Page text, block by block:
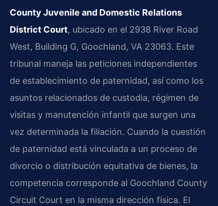
County Juvenile and Domestic Relations
District Court, ubicado en el 2938 River Road
West, Building G, Goochland, VA 23063. Este
tribunal maneja las peticiones independientes
de establecimiento de paternidad, así como los
asuntos relacionados de custodia, régimen de
visitas y manutención infantil que surgen una
vez determinada la filiación. Cuando la cuestión
de paternidad está vinculada a un proceso de
divorcio o distribución equitativa de bienes, la
competencia corresponde al Goochland County
Circuit Court en la misma dirección física. El